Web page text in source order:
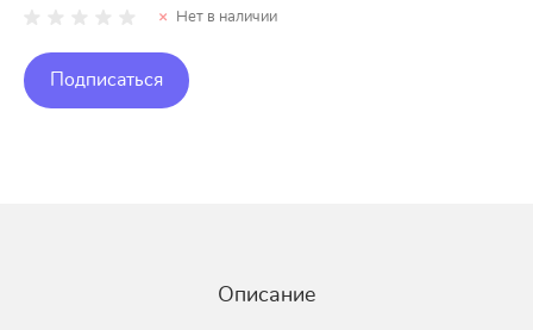
Нет в наличии
Подписаться
Описание